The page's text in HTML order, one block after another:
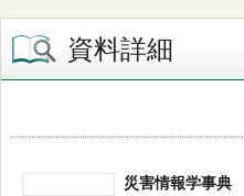
資料詳細
災害情報学事典